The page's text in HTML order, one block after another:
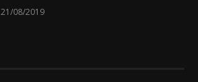
21/08/2019